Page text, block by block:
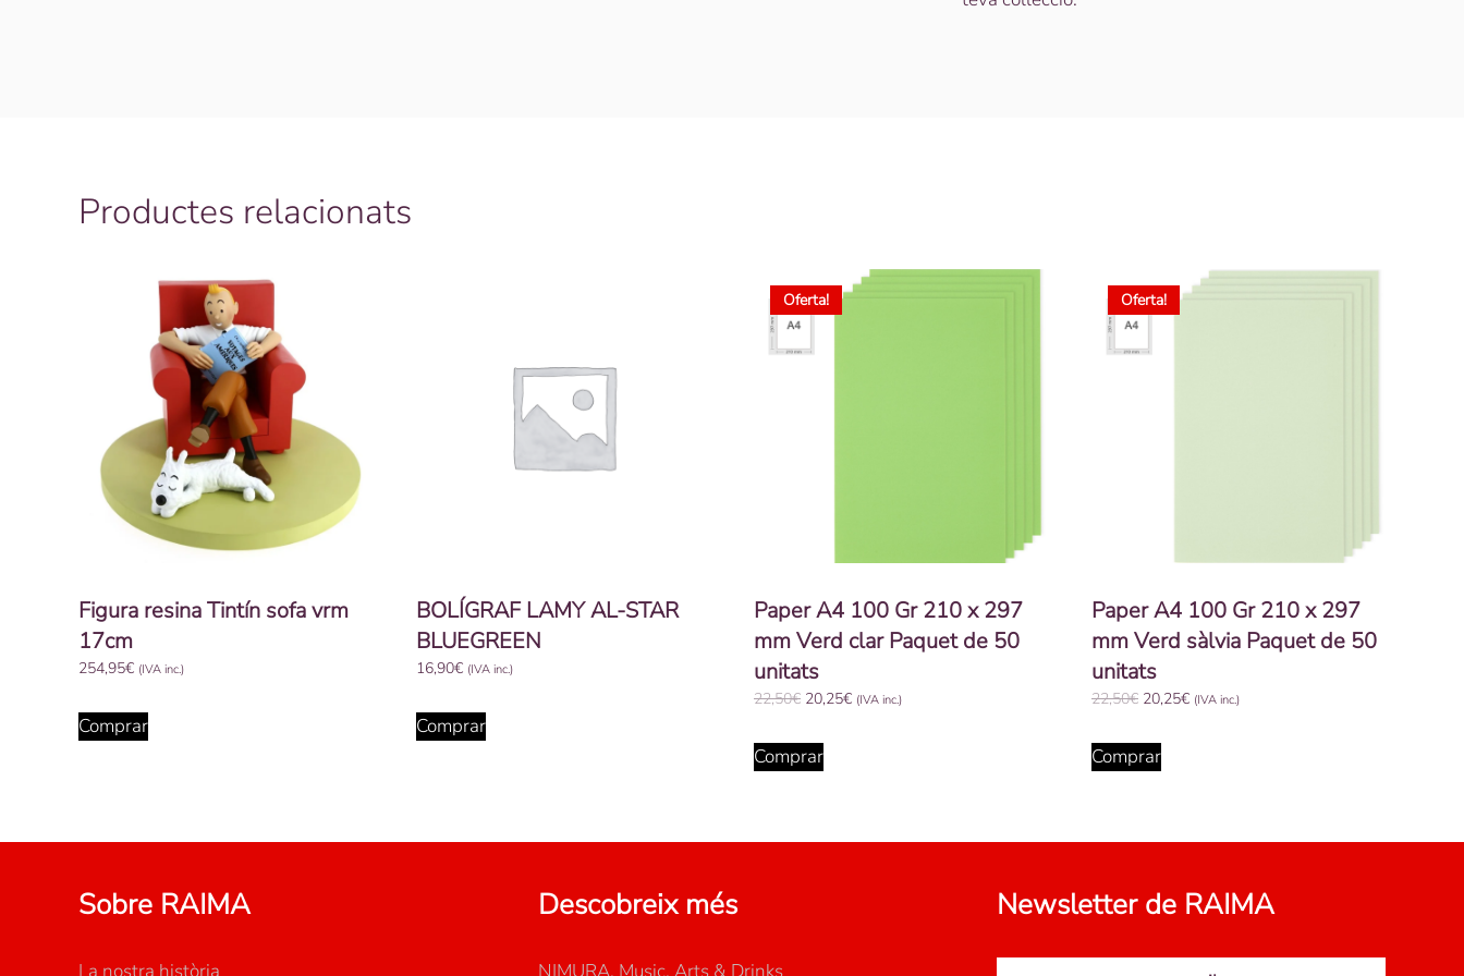
Productes relacionats
Figura resina Tintín sofa vrm
17cm
254,95€ (IVA inc.)
Comprar
BOLÍGRAF LAMY AL-STAR
BLUEGREEN
16,90€ (IVA inc.)
Comprar
Oferta!
Paper A4 100 Gr 210 x 297
mm Verd clar Paquet de 50
unitats
22,50€ El
original
era:
20,25€El(IVA inc.)
Comprar
Oferta!
Paper A4 100 Gr 210 x 297
mm Verd sàlvia Paquet de 50
unitats
22,50€ El
original
era:
20,25€El(IVA inc.)
Comprar
Sobre RAIMA Descobreix més Newsletter de RAIMA